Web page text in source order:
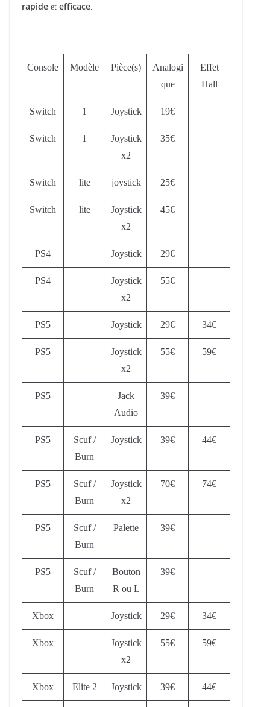
rapide et efficace.
Console Modèle Pièce(s)
Analogi
que
Effet
Hall
Switch 1 Joystick 19€
Switch 1
Joystick
x2
35€
Switch lite joystick 25€
Switch lite
Joystick
x2
45€
PS4 Joystick 29€
PS4
Joystick
x2
55€
PS5 Joystick 29€ 34€
PS5
Joystick
x2
55€ 59€
PS5
Jack
Audio
39€
PS5
Scuf /
Burn
Joystick 39€ 44€
PS5
Scuf /
Burn
Joystick
x2
70€ 74€
PS5
Scuf /
Burn
Palette 39€
PS5
Scuf /
Burn
Bouton
R ou L
39€
Xbox Joystick 29€ 34€
Xbox
Joystick
x2
55€ 59€
Xbox Elite 2 Joystick 39€ 44€